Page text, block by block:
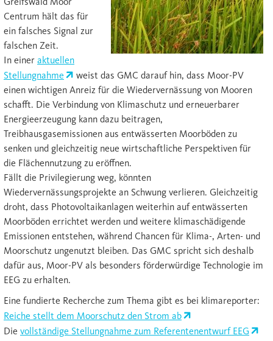
Centrum hält das für
ein falsches Signal zur
falschen Zeit.
In einer aktuellen
Stellungnahme
weist das GMC darauf hin, dass Moor-PV
einen wichtigen Anreiz für die Wiedervernässung von Mooren
schafft. Die Verbindung von Klimaschutz und erneuerbarer
Energieerzeugung kann dazu beitragen,
Treibhausgasemissionen aus entwässerten Moorböden zu
senken und gleichzeitig neue wirtschaftliche Perspektiven für
die Flächennutzung zu eröffnen.
Fällt die Privilegierung weg, könnten
Wiedervernässungsprojekte an Schwung verlieren. Gleichzeitig
droht, dass Photovoltaikanlagen weiterhin auf entwässerten
Moorböden errichtet werden und weitere klimaschädigende
Emissionen entstehen, während Chancen für Klima-, Arten- und
Moorschutz ungenutzt bleiben. Das GMC spricht sich deshalb
dafür aus, Moor-PV als besonders förderwürdige Technologie im
EEG zu erhalten.
Eine fundierte Recherche zum Thema gibt es bei klimareporter:
Reiche stellt dem Moorschutz den Strom ab
Die vollständige Stellungnahme zum Referentenentwurf EEG